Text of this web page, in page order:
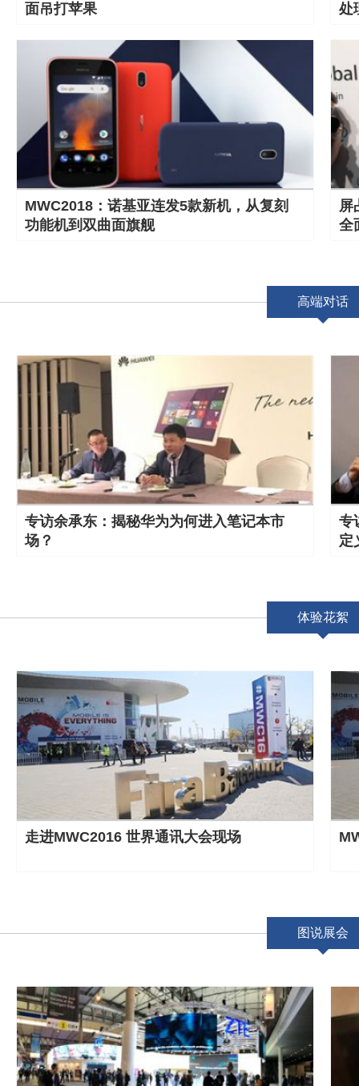
面吊打苹果
处
MWC2018：诺基亚连发5款新机，从复刻
功能机到双曲面旗舰
屏
全
高端对话
专访余承东：揭秘华为为何进入笔记本市
场？
专
定
体验花絮
走进MWC2016 世界通讯大会现场
图说展会